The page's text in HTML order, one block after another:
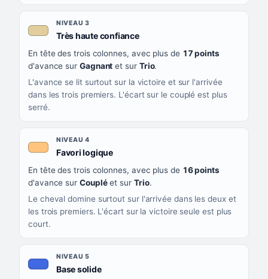
NIVEAU 3
Très haute confiance, couleur beige
En tête des trois colonnes, avec plus de 17 points
d'avance sur Gagnant et sur Trio.
L'avance se lit surtout sur la victoire et sur l'arrivée
dans les trois premiers. L'écart sur le couplé est plus
serré.
NIVEAU 4
Favori logique, couleur orange clair
En tête des trois colonnes, avec plus de 16 points
d'avance sur Coupléet sur Trio.
Le cheval domine surtout sur l'arrivée dans les deux et
les trois premiers. L'écart sur la victoire seule est plus
court.
NIVEAU 5
Base solide, couleur bleu roi